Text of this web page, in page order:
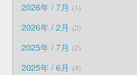
2026年 / 7月 1
2026年 / 2月 2
2025年 / 7月 2
2025年 / 6月 4